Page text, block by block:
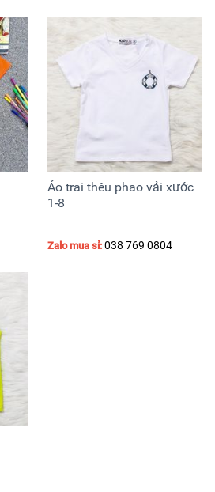
Áo trai thêu phao vải xước
1-8
Zalo mua sỉ: 038 769 0804